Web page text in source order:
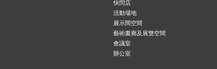
快閃店
活動場地
展示間空間
藝術畫廊及展覽空間
會議室
辦公室